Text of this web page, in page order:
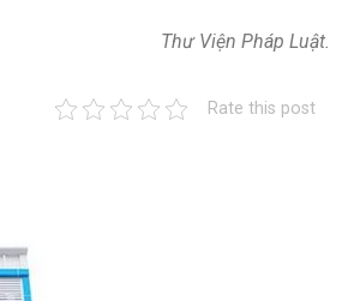
Thư Viện Pháp Luật.
Rate this post